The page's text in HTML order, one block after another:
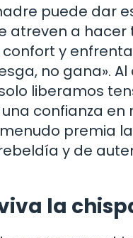
puede dar
atreven a
y
no gana».
liberamos
confianza en
premia
y de
la